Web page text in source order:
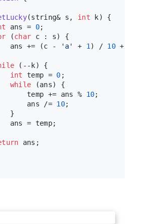
(string& s, int k)
{
ans = 0;
(char c : s) {
ans += (c -
'a' + 1 ) / 10 +
(--k) {
int
temp = 0 ;
while (ans) {
temp += ans %
10;
ans /=
10;
}
ans = temp;
ans;